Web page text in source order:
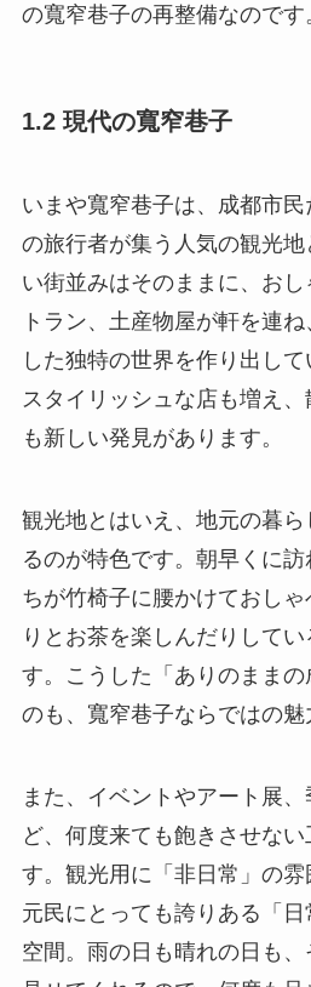
の寬窄巷子の再整備なのです
1.2 現代の寬窄巷子
いまや寬窄巷子は、成都市
の旅行者が集う人気の観光
い街並みはそのままに、お
トラン、土産物屋が軒を連
した独特の世界を作り出し
スタイリッシュな店も増え
も新しい発見があります。
観光地とはいえ、地元の暮
るのが特色です。朝早くに
ちが竹椅子に腰かけておしゃ
りとお茶を楽しんだりして
す。こうした「ありのまま
のも、寬窄巷子ならではの魅
また、イベントやアート展
ど、何度来ても飽きさせな
す。観光用に「非日常」の
元民にとっても誇りある「
空間。雨の日も晴れの日も